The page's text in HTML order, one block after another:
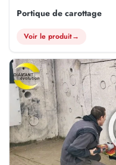
Portique de carottage
Voir le produit→